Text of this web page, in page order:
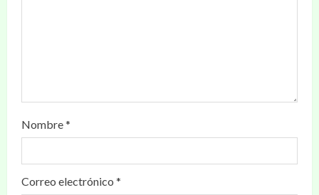
Nombre*
Correo electrónico *